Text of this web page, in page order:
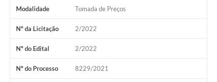
Diário Oficial
Jornal (Edições anteriores)
Uso de Internet e Recursos de Informática
Modalidade Tomada de Preços
Nº da Licitação 2/2022
Nº do Edital 2/2022
Nº do Processo 8229/2021